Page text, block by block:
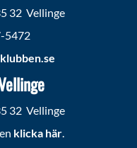
32 Vellinge
5472
32 Vellinge
klicka här.